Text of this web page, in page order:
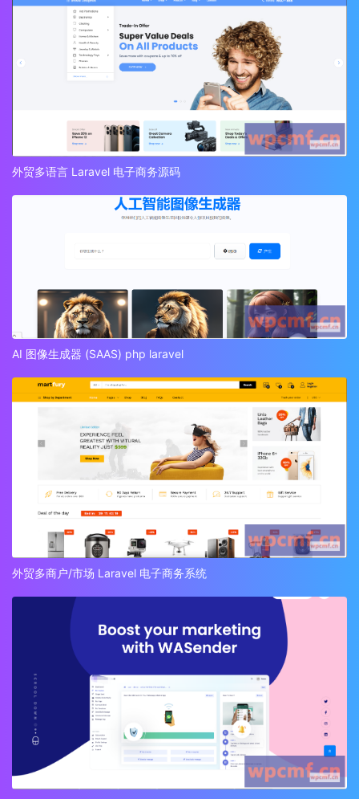
外贸多语言 Laravel 电子商务源码
AI 图像生成器 (SAAS) php laravel
外贸多商户/市场 Laravel 电子商务系统